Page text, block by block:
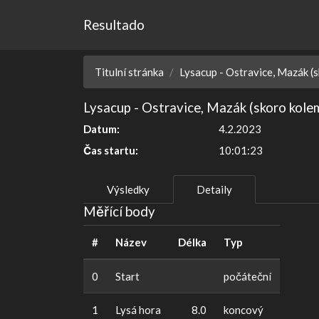
Resultado
Titulní stránka Lysacup - Ostravice, Mazák
Lysacup - Ostravice, Mazák (skoro
Datum:
4.2.2023
Čas startu:
10:01:23
Výsledky Detaily
Měřící body
# Název Délka Typ
0 Start počáteční
1 Lysá hora 8.0 koncový